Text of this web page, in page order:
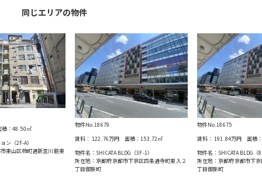
同じエリアの物件
：48.50㎡
ン（2F-A）
東⼭区柿町通新宮川筋東
物件No.18679
賃料：122.76万円面積：153.72㎡
物件名：SHICATA BLDG（3F-1）
所在地：京都府京都市下京区四条通寺町東入２
丁目御旅町
物件No.18675
賃料：191.84万円面積
物件名：SHICATA BLDG（
所在地：京都府京都市下
丁目御旅町